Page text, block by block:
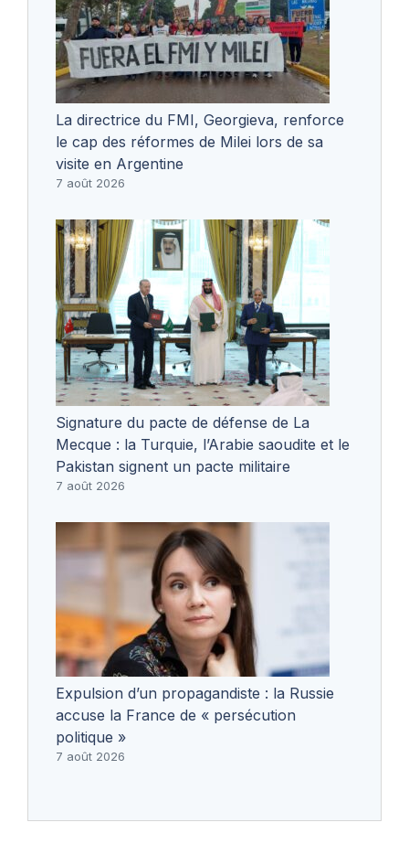
La directrice du FMI, Georgieva, renforce
le cap des réformes de Milei lors de sa
visite en Argentine
7 août 2026
Signature du pacte de défense de La
Mecque : la Turquie, l’Arabie saoudite et le
Pakistan signent un pacte militaire
7 août 2026
Expulsion d’un propagandiste : la Russie
accuse la France de « persécution
politique »
7 août 2026